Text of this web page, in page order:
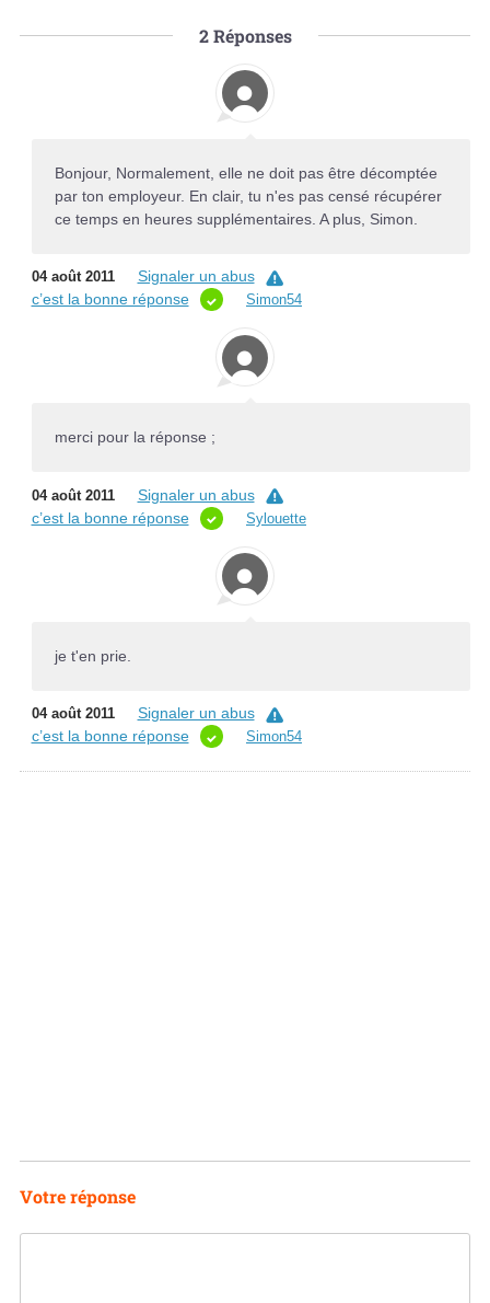
2Réponses
Bonjour, Normalement, elle ne doit pas être décomptée
par ton employeur. En clair, tu n'es pas censé récupérer
ce temps en heures supplémentaires. A plus, Simon.
04 août 2011
Signaler un abus
c’est la bonne réponse
Simon54
merci pour la réponse ;
04 août 2011
Signaler un abus
c’est la bonne réponse
Sylouette
je t'en prie.
04 août 2011
Signaler un abus
c’est la bonne réponse
Simon54
Votre réponse